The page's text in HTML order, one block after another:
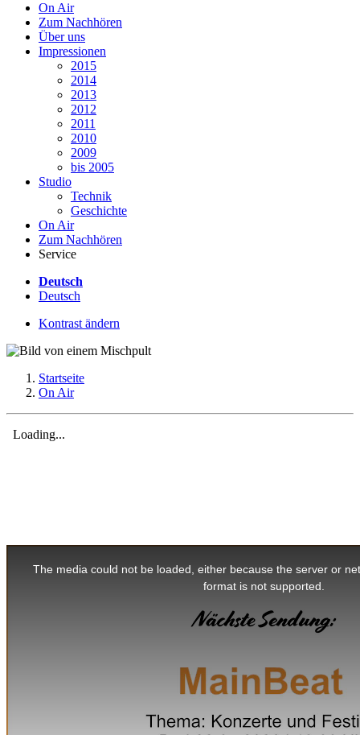
On Air
Zum Nachhören
Über uns
Impressionen
2015
2014
2013
2012
2011
2010
2009
bis 2005
Studio
Technik
Geschichte
On Air
Zum Nachhören
Service
Deutsch
Deutsch
Kontrast ändern
Startseite
On Air